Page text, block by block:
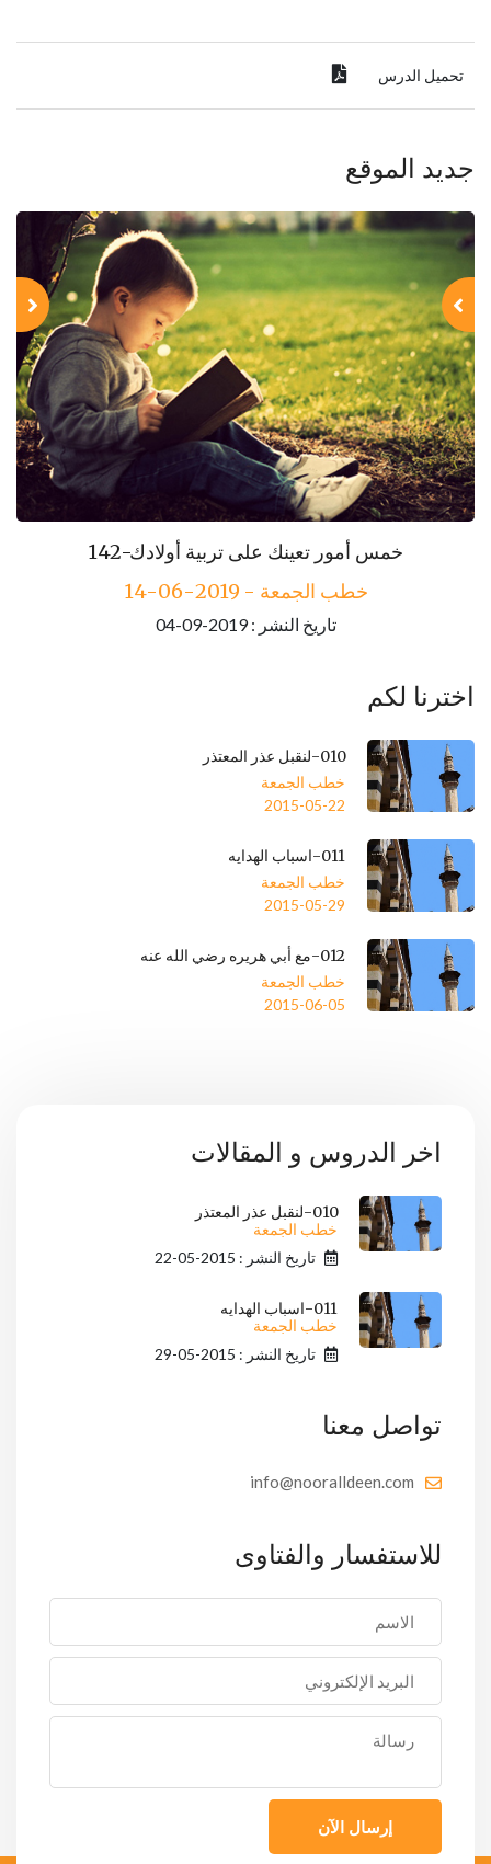
تحميل الدرس
جديد الموقع
142-خمس أمور تعينك على تربية أولادك
خطب الجمعة - 2019-06-14
تاريخ النشر : 2019-09-04
143-مكارم الأخلاق
خطب الجمعة - 2019-06-21
تاريخ النشر : 2019-09-04
اخترنا لكم
010-لنقبل عذر المعتذر
خطب الجمعة
2015-05-22
011-اسباب الهدايه
خطب الجمعة
2015-05-29
012-مع أبي هريره رضي الله عنه
خطب الجمعة
2015-06-05
اخر الدروس و المقالات
010-لنقبل عذر المعتذر
خطب الجمعة
تاريخ النشر : 2015-05-22
011-اسباب الهدايه
خطب الجمعة
تاريخ النشر : 2015-05-29
تواصل معنا
info@nooralldeen.com
للاستفسار والفتاوى
إرسال الآن